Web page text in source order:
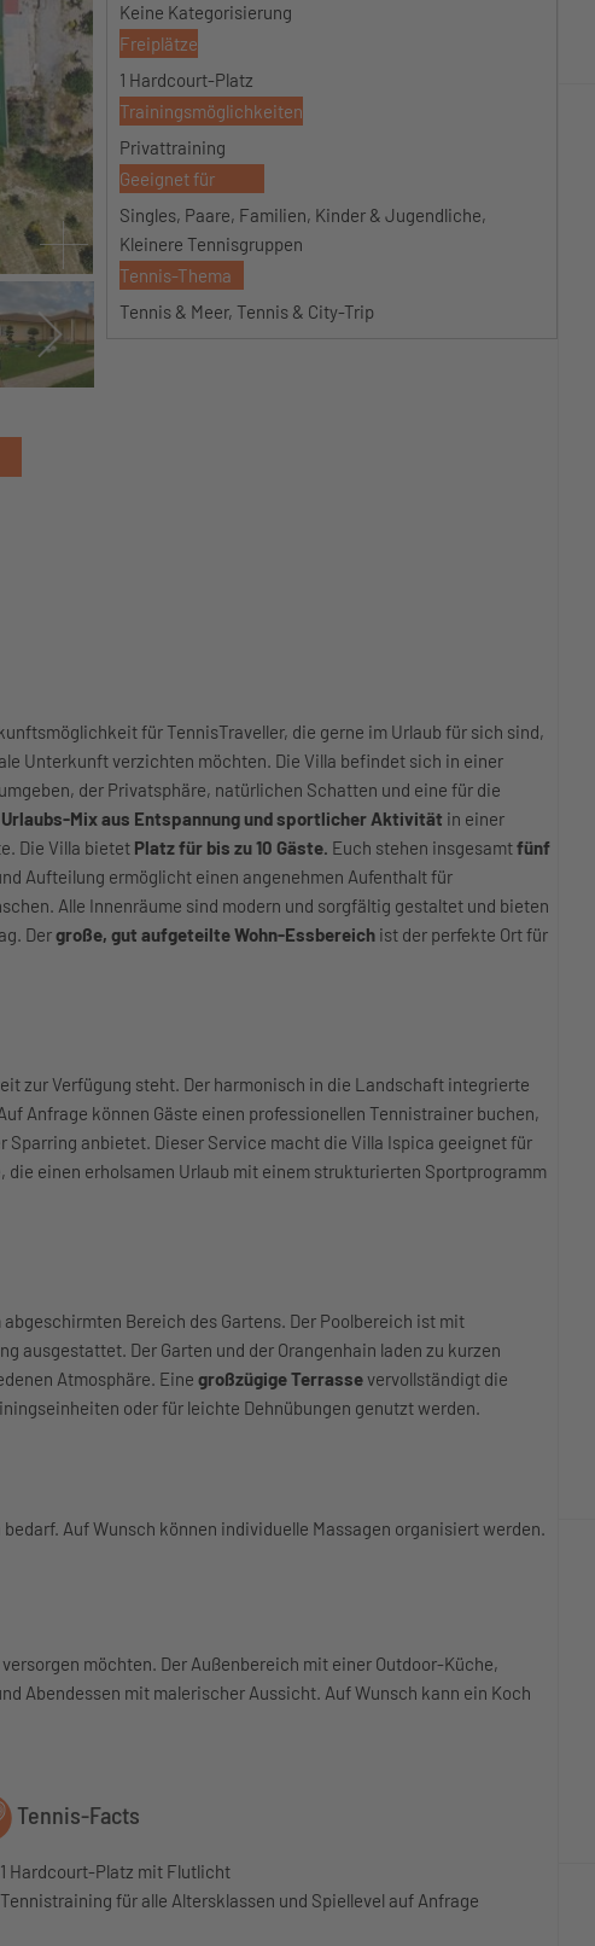
Keine Kategorisierung
Freiplätze
1 Hardcourt-Platz
Trainingsmöglichkeiten
Privattraining
Geeignet für
Singles, Paare, Familien, Kinder & Jugendliche,
Kleinere Tennisgruppen
Tennis-Thema
Tennis & Meer, Tennis & City-Trip
für TennisTraveller, die gerne im Urlaub für sich sind,
Unterkunft verzichten möchten. Die Villa befindet sich in einer
umgeben, der Privatsphäre, natürlichen Schatten und eine für die
Mix aus Entspannung und sportlicher Aktivität in einer
Die Villa bietet Platz für bis zu 10 Gäste. Euch stehen insgesamtfünf
Aufteilung ermöglicht einen angenehmen Aufenthalt für
Alle Innenräume sind modern und sorgfältig gestaltet und bieten
Dergroße, gut aufgeteilte Wohn-Essbereich ist der perfekte Ort für
zur Verfügung steht. Der harmonisch in die Landschaft integrierte
Anfrage können Gäste einen professionellen Tennistrainer buchen,
anbietet. Dieser Service macht die Villa Ispica geeignet für
einen erholsamen Urlaub mit einem strukturierten Sportprogramm
abgeschirmten Bereich des Gartens. Der Poolbereich ist mit
ausgestattet. Der Garten und der Orangenhain laden zu kurzen
Atmosphäre. Eine großzügige Terrassevervollständigt die
oder für leichte Dehnübungen genutzt werden.
Auf Wunsch können individuelle Massagen organisiert werden.
möchten. Der Außenbereich mit einer Outdoor-Küche,
Abendessen mit malerischer Aussicht. Auf Wunsch kann ein Koch
Tennis-Facts
1 Hardcourt-Platz mit Flutlicht
Tennistraining für alle Altersklassen und Spiellevel auf Anfrage